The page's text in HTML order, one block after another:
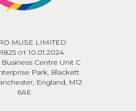
MUSE LIMITED
от 10.01.2024
Business Centre Unit C
Park, Blackett
England, M12
6AE